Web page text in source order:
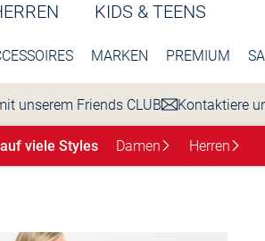
KIDS & TEENS
MARKEN PREMIUM
unserem Friends CLUB Kontaktiere
viele Styles Damen Herren